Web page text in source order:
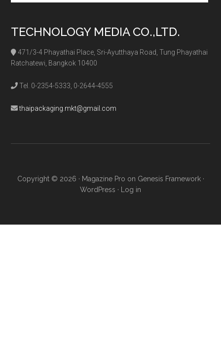
TECHNOLOGY MEDIA CO.,LTD.
471/3-4 Phayathai Place, Sri-Ayutthaya Road, Tung Phayathai
Ratchatewi, Bangkok 10400
Tel. 0-2354-5333, 0-2644-4555
thaipackaging.mkt@gmail.com
Copyright © 2026 · Magazine Pro on Genesis Framework·
WordPress · Log in